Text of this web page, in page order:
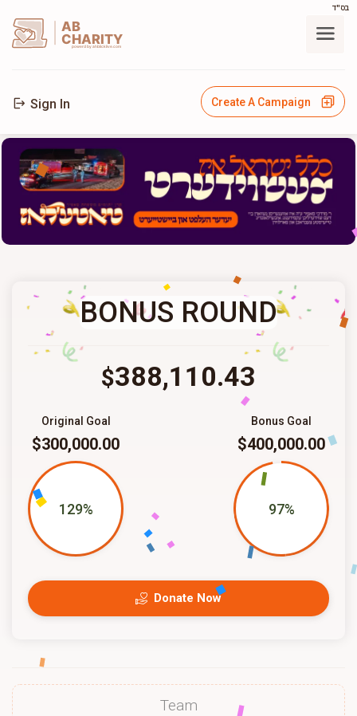
בס"ד
AB
CHARITY
powerd by ahblicklive.com
Sign In Create A Campaign
BONUS ROUND
$388,110.43
Bonus Goal
$400,000.00
97%
Original Goal
$300,000.00
129%
Donate Now
Team